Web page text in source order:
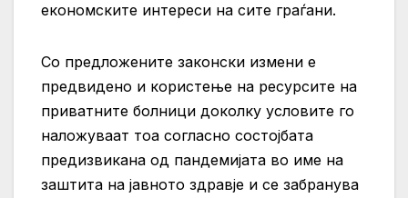
економските интереси на сите граѓани.
Со предложените законски измени е
предвидено и користење на ресурсите на
приватните болници доколку условите го
наложуваат тоа согласно состојбата
предизвикана од пандемијата во име на
заштита на јавното здравје и се забранува